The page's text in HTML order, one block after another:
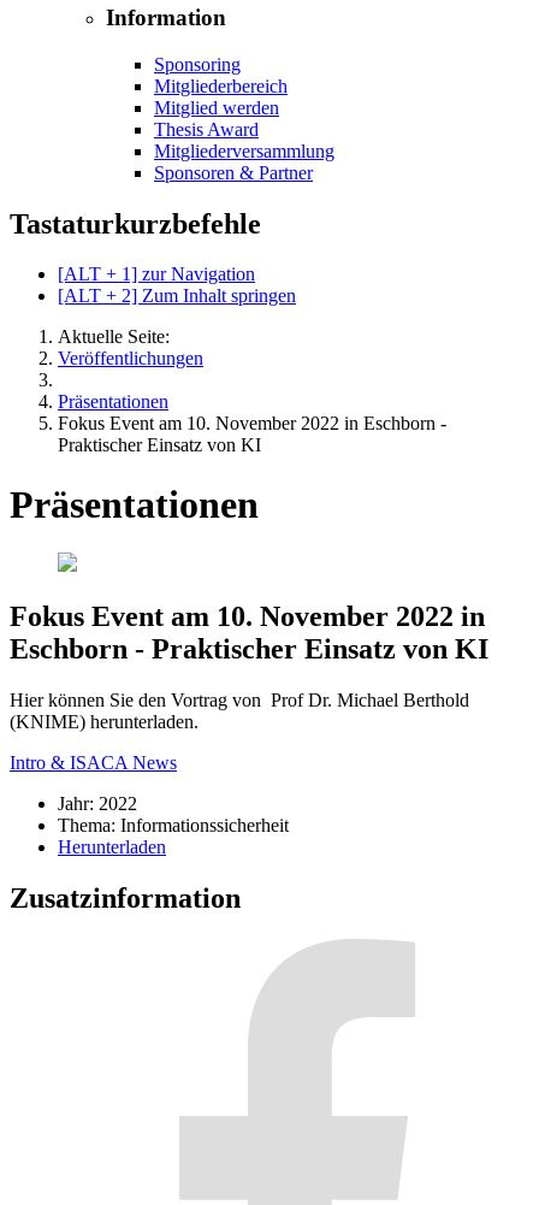
Information
Sponsoring
Mitgliederbereich
Mitglied werden
Thesis Award
Mitgliederversammlung
Sponsoren & Partner
Tastaturkurzbefehle
[ALT + 1] zur Navigation
[ALT + 2] Zum Inhalt springen
Aktuelle Seite:
Veröffentlichungen
Präsentationen
Fokus Event am 10. November 2022 in Eschborn -
Praktischer Einsatz von KI
Präsentationen
Fokus Event am 10. November 2022 in
Eschborn - Praktischer Einsatz von KI
Hier können Sie den Vortrag von Prof Dr. Michael Berthold
(KNIME) herunterladen.
Intro & ISACA News
Jahr: 2022
Thema: Informationssicherheit
Herunterladen
Zusatzinformation